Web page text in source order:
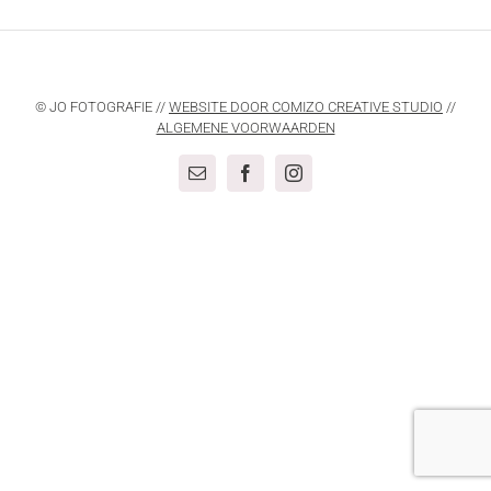
© JO FOTOGRAFIE // WEBSITE DOOR COMIZO CREATIVE STUDIO //
ALGEMENE VOORWAARDEN
E-
FacebookInstagram